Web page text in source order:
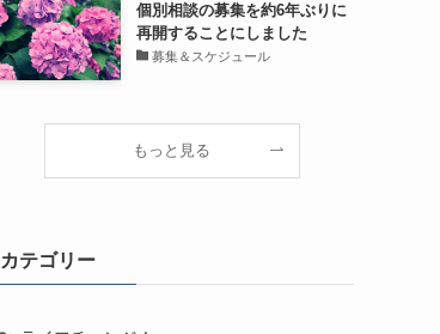
個別相談の募集を約6年ぶりに
再開することにしました
募集＆スケジュール
もっと見る
カテゴリー